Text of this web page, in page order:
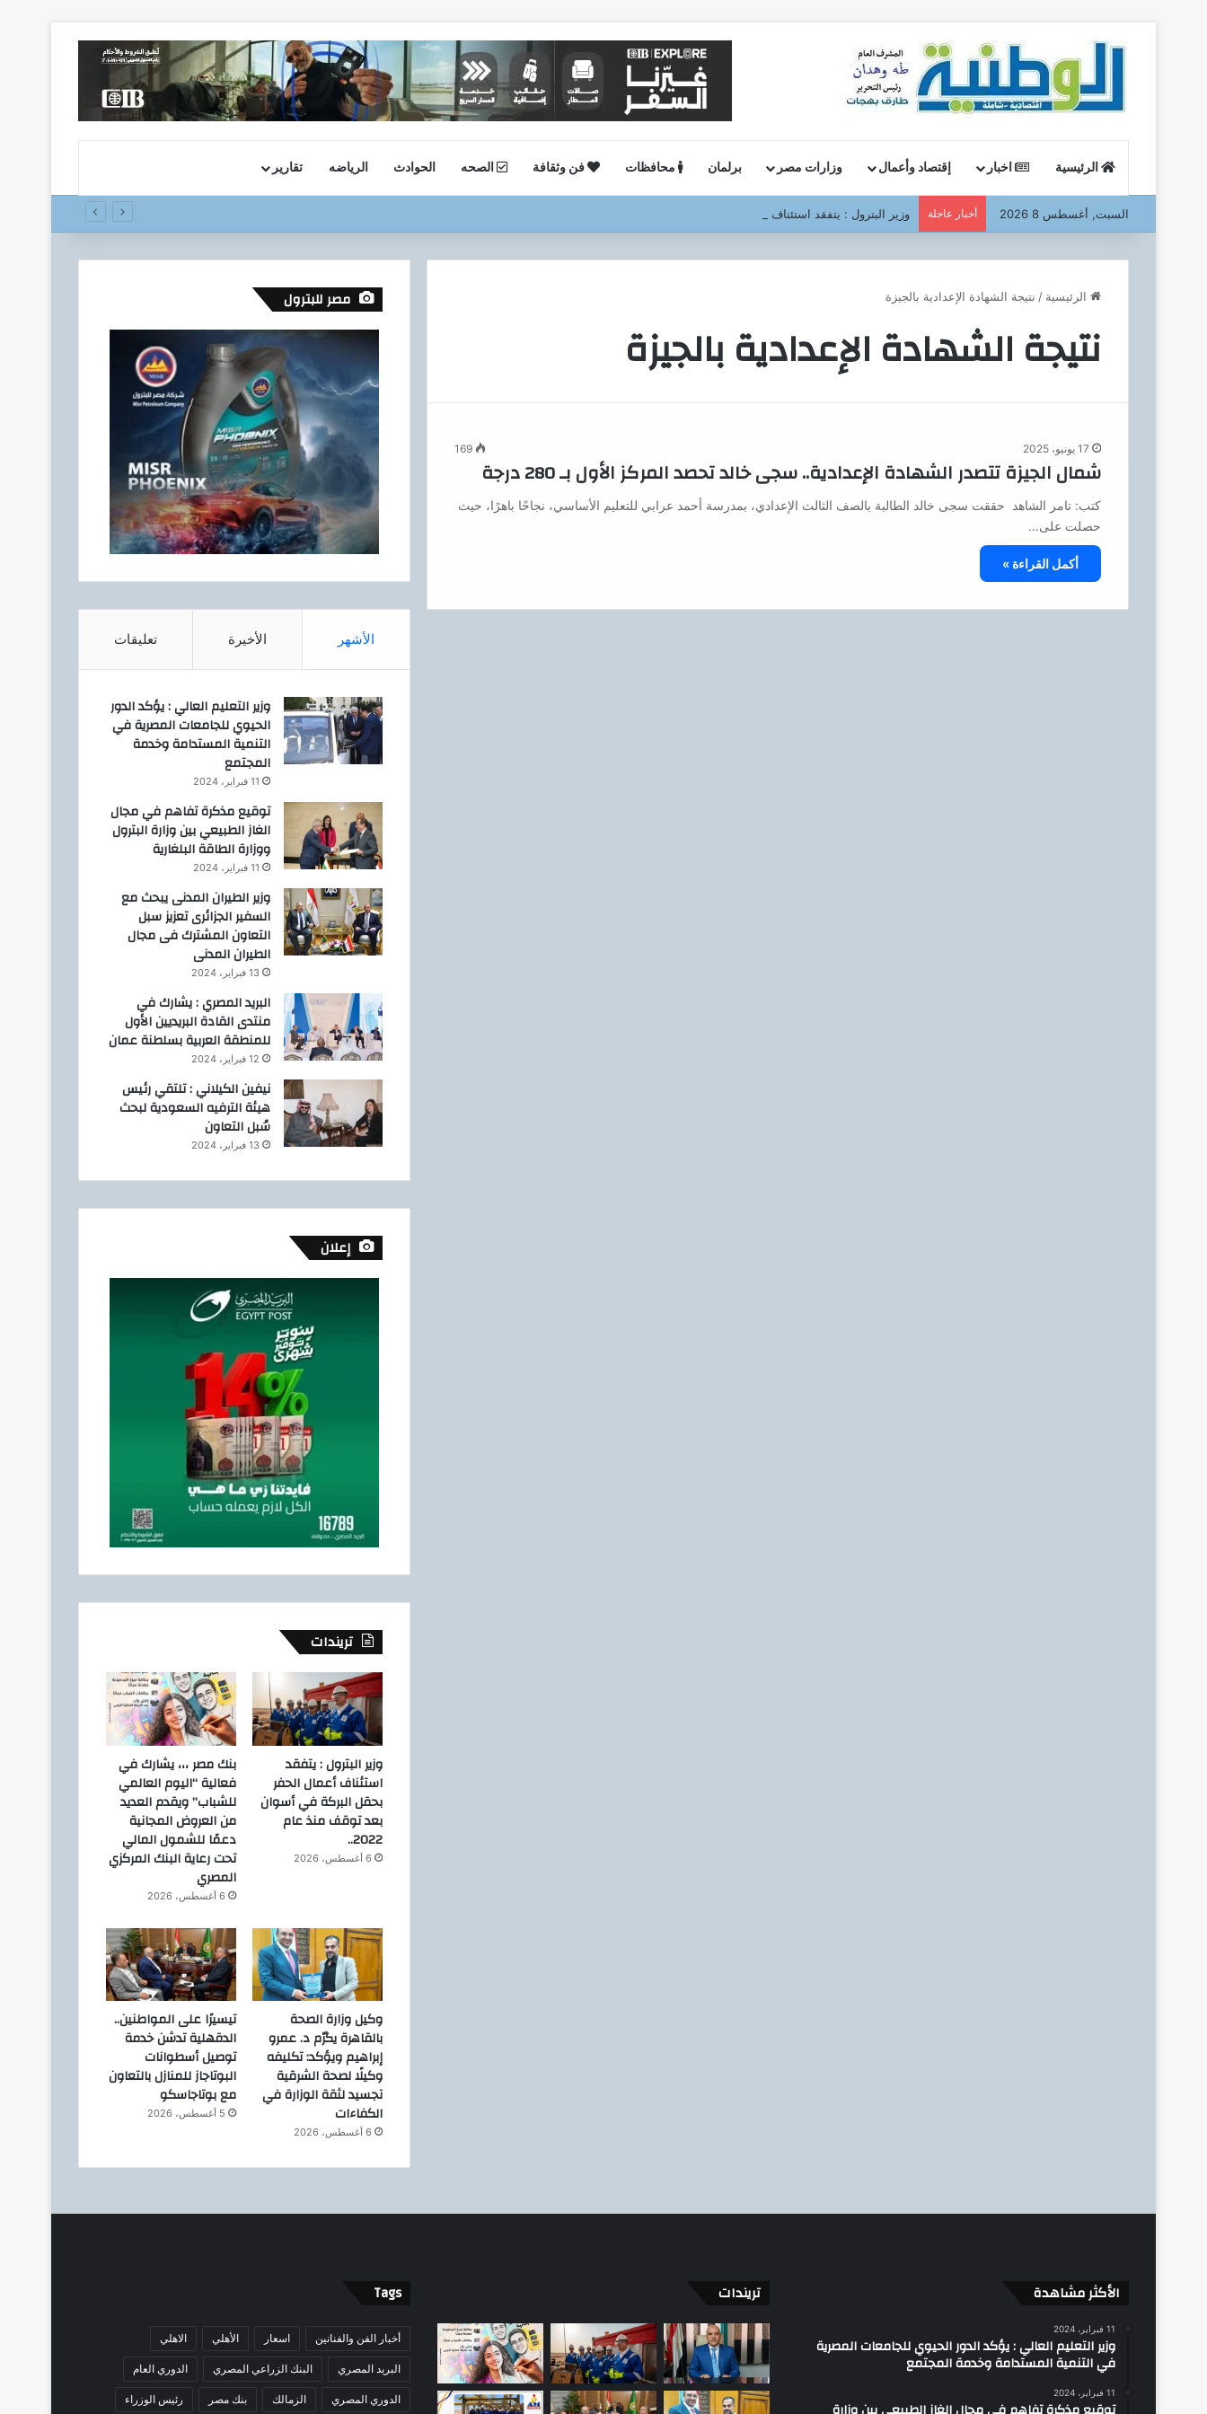
الرئيسية اخبار إقتصاد وأعمال وزارات مصر برلمان محافظات فن وثقافة الصحه الحوادث الرياضه تقارير
السبت, أغسطس 8 2026 أخبار عاجلة وزير البترول : يتفقد استئناف أعمال الحفر بحقل البركة في أسوان بعد توقف منذ عام 2022..
الرئيسية / نتيجة الشهادة الإعدادية بالجيزة
نتيجة الشهادة الإعدادية بالجيزة
17 يونيو، 2025 169
شمال الجيزة تتصدر الشهادة الإعدادية.. سجى خالد تحصد المركز الأول بـ 280 درجة
كتب: تامر الشاهد حققت سجى خالد الطالبة بالصف الثالث الإعدادي، بمدرسة أحمد عرابي للتعليم الأساسي، نجاحًا باهرًا، حيث
حصلت على…
أكمل القراءة »
مصر للبترول
الأشهر الأخيرة تعليقات
وزير التعليم العالي : يؤكد الدور
الحيوي للجامعات المصرية في
التنمية المستدامة وخدمة
المجتمع
11 فبراير، 2024
توقيع مذكرة تفاهم في مجال
الغاز الطبيعي بين وزارة البترول
ووزارة الطاقة البلغارية
11 فبراير، 2024
وزير الطيران المدنى يبحث مع
السفير الجزائرى تعزيز سبل
التعاون المشترك فى مجال
الطيران المدنى
13 فبراير، 2024
البريد المصري : يشارك في
منتدى القادة البريديين الأول
للمنطقة العربية بسلطنة عمان
12 فبراير، 2024
نيفين الكيلاني : تلتقي رئيس
هيئة الترفيه السعودية لبحث
سُبل التعاون
13 فبراير، 2024
إعلان
تريندات
وزير البترول : يتفقد
استئناف أعمال الحفر
بحقل البركة في أسوان
بعد توقف منذ عام
2022..
6 أغسطس، 2026
بنك مصر ،،، يشارك في
فعالية “اليوم العالمي
للشباب” ويقدم العديد
من العروض المجانية
دعمًا للشمول المالي
تحت رعاية البنك المركزي
المصري
6 أغسطس، 2026
وكيل وزارة الصحة
بالقاهرة يكرّم د. عمرو
إبراهيم ويؤكد: تكليفه
وكيلًا لصحة الشرقية
تجسيد لثقة الوزارة في
الكفاءات
6 أغسطس، 2026
تيسيرًا على المواطنين..
الدقهلية تدشن خدمة
توصيل أسطوانات
البوتاجاز للمنازل بالتعاون
مع بوتاجاسكو
5 أغسطس، 2026
الأكثر مشاهدة
11 فبراير، 2024
وزير التعليم العالي : يؤكد الدور الحيوي للجامعات المصرية
في التنمية المستدامة وخدمة المجتمع
11 فبراير، 2024
تريندات Tags
أخبار الفن والفنانين اسعار الأهلي الاهلي
البريد المصري البنك الزراعي المصري الدوري العام
الدوري المصري الزمالك بنك مصر رئيس الوزراء